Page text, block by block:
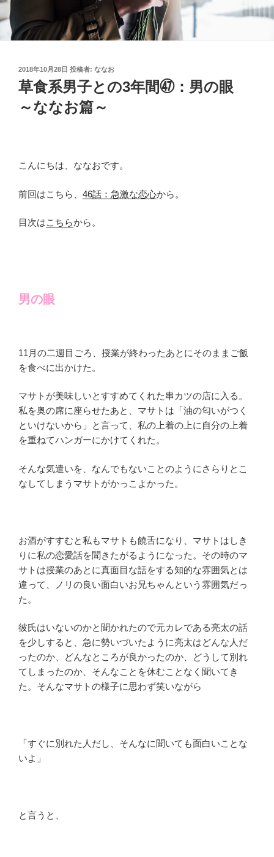
投
稿
日:
2018年10月28日 投稿者: ななお
草食系男子との3年間㊼：男の眼
～ななお篇～
こんにちは、ななおです。
前回はこちら、 46話：急激な恋心から。
目次はこちらから。
男の眼
11月の二週目ごろ、授業が終わったあとにそのままご飯
を食べに出かけた。
マサトが美味しいとすすめてくれた串カツの店に入る。
私を奥の席に座らせたあと、マサトは「油の匂いがつく
といけないから」と言って、私の上着の上に自分の上着
を重ねてハンガーにかけてくれた。
そんな気遣いを、なんでもないことのようにさらりとこ
なしてしまうマサトがかっこよかった。
お酒がすすむと私もマサトも饒舌になり、マサトはしき
りに私の恋愛話を聞きたがるようになった。その時のマ
サトは授業のあとに真面目な話をする知的な雰囲気とは
違って、ノリの良い面白いお兄ちゃんという雰囲気だっ
た。
彼氏はいないのかと聞かれたので元カレである亮太の話
を少しすると、急に勢いづいたように亮太はどんな人だ
ったのか、どんなところが良かったのか、どうして別れ
てしまったのか、そんなことを休むことなく聞いてき
た。そんなマサトの様子に思わず笑いながら
「すぐに別れた人だし、そんなに聞いても面白いことな
いよ」
と言うと、